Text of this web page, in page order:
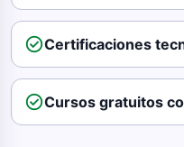
check_circleCertificaciones
check_circleCursos gratuitos